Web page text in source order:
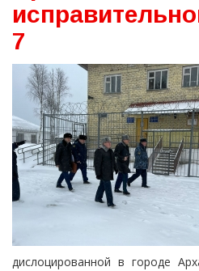
7
дислоцированной в городе